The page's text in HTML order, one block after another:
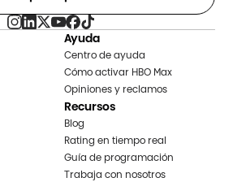
Ayuda
Centro de ayuda
Cómo activar HBO Max
Opiniones y reclamos
Recursos
Blog
Rating en tiempo real
Guía de programación
Trabaja con nosotros